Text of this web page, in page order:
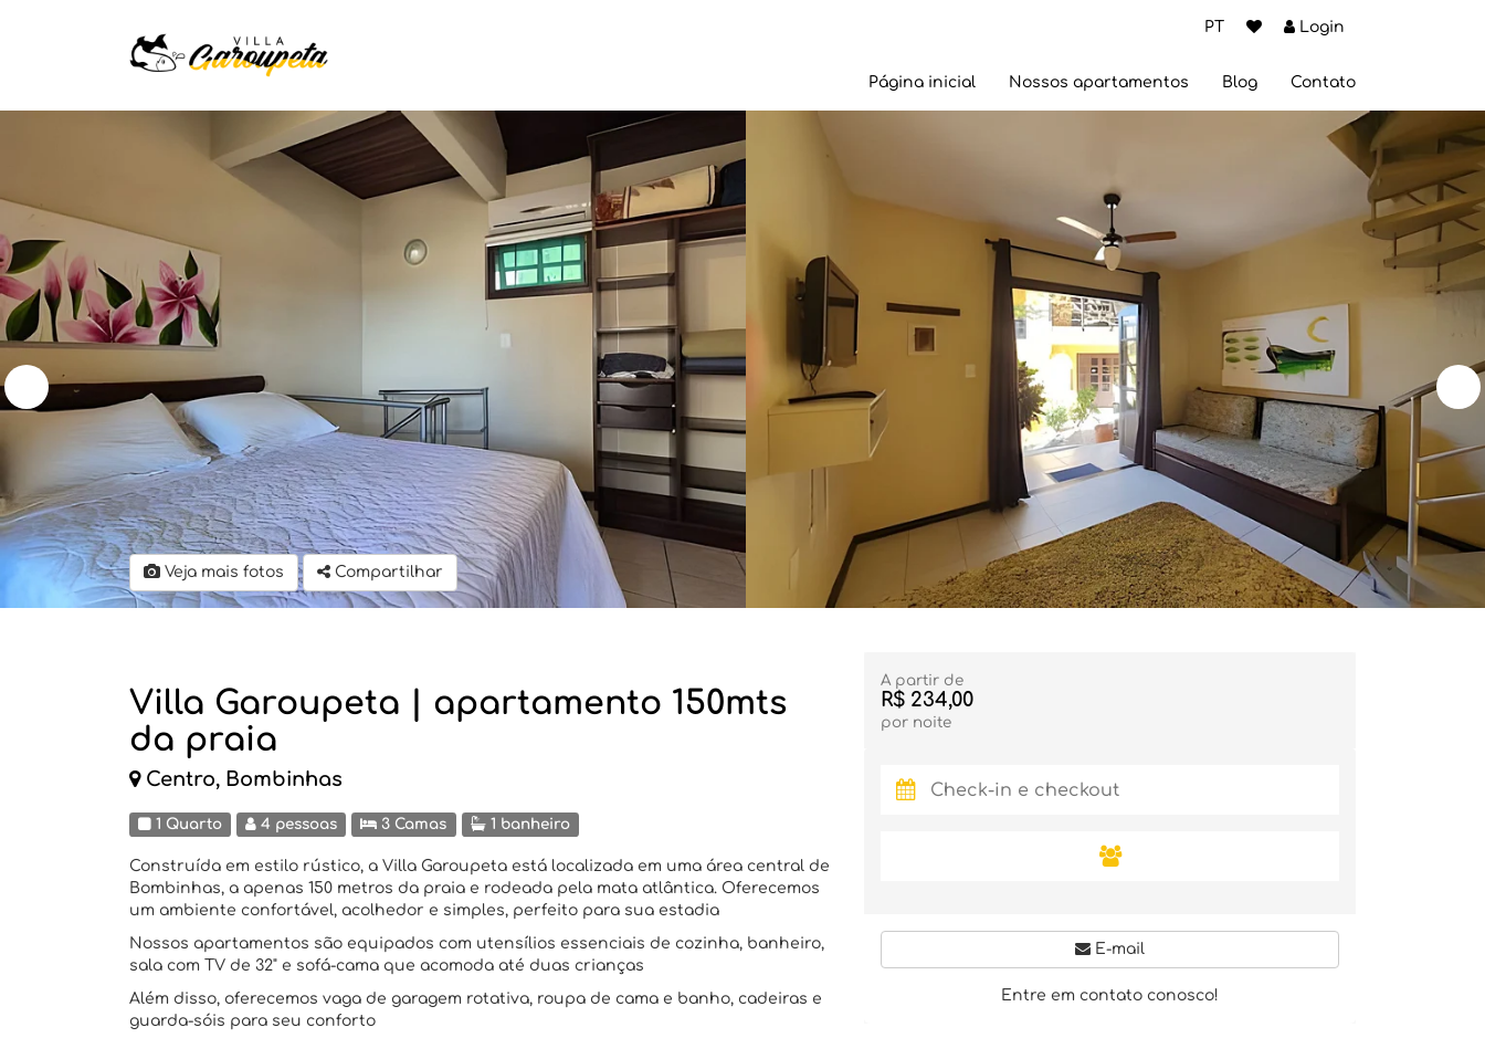
PT Login
Página inicial Nossos apartamentos Blog Contato
Veja mais fotos Compartilhar
Villa Garoupeta | apartamento 150mts
da praia
Centro, Bombinhas
1 Quarto 4 pessoas 3 Camas 1 banheiro
Construída em estilo rústico, a Villa Garoupeta está localizada em uma área central de
Bombinhas, a apenas 150 metros da praia e rodeada pela mata atlântica. Oferecemos
um ambiente confortável, acolhedor e simples, perfeito para sua estadia
Nossos apartamentos são equipados com utensílios essenciais de cozinha, banheiro,
sala com TV de 32" e sofá-cama que acomoda até duas crianças
Além disso, oferecemos vaga de garagem rotativa, roupa de cama e banho, cadeiras e
guarda-sóis para seu conforto
A partir de
R$ 234,00
por noite
E-mail
Entre em contato conosco!